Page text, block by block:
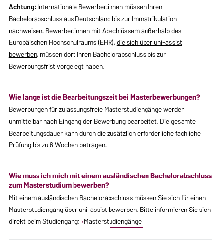
Achtung:Internationale Bewerber:innen müssen Ihren
Bachelorabschluss aus Deutschland bis zur Immatrikulation
nachweisen. Bewerber:innen mit Abschlüssem außerhalb des
Europäischen Hochschulraums (EHR),die sich über uni-assist
bewerben, müssen dort Ihren Bachelorabschluss bis zur
Bewerbungsfrist vorgelegt haben.
Wie lange ist die Bearbeitungszeit bei Masterbewerbungen?
Bewerbungen für zulassungsfreie Masterstudiengänge werden
unmittelbar nach Eingang der Bewerbung bearbeitet. Die gesamte
Bearbeitungsdauer kann durch die zusätzlich erforderliche fachliche
Prüfung bis zu 6 Wochen betragen.
Wie muss ich mich mit einem ausländischen Bachelorabschluss
zum Masterstudium bewerben?
Mit einem ausländischen Bachelorabschluss müssen Sie sich für einen
Masterstudiengang über uni-assist bewerben. Bitte informieren Sie sich
direkt beim Studiengang: Masterstudiengänge